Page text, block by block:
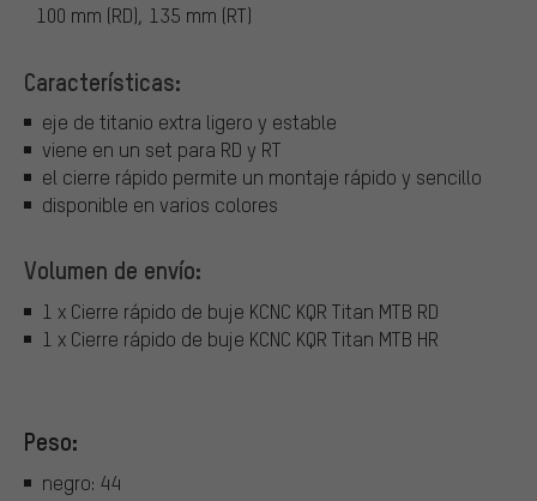
100 mm (RD), 135 mm (RT)
Características:
eje de titanio extra ligero y estable
viene en un set para RD y RT
el cierre rápido permite un montaje rápido y sencillo
disponible en varios colores
Volumen de envío:
1 x Cierre rápido de buje KCNC KQR Titan MTB RD
1 x Cierre rápido de buje KCNC KQR Titan MTB HR
Peso:
negro: 44